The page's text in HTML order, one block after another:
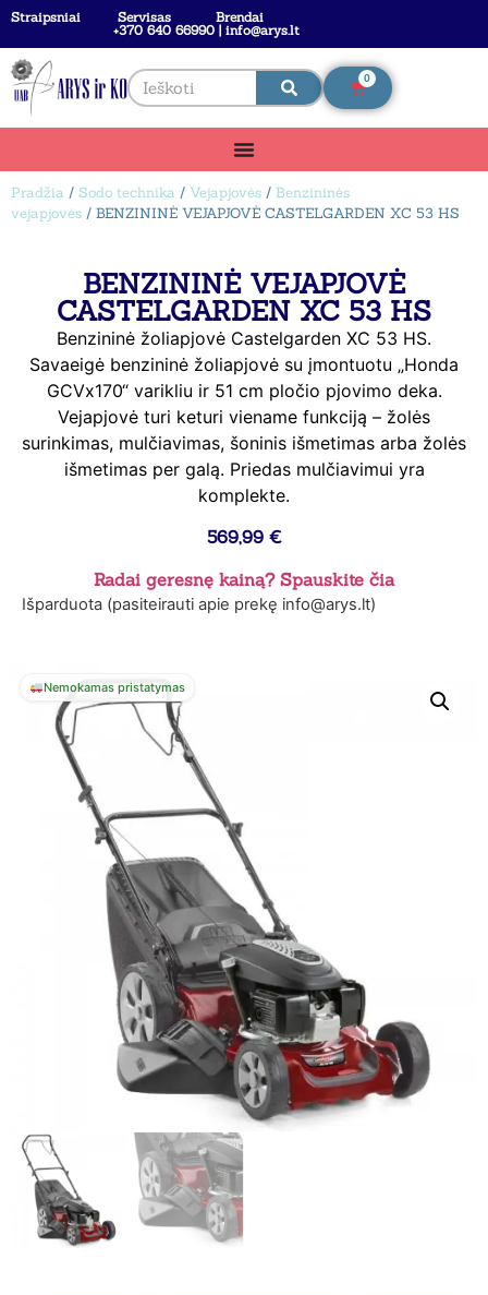
Straipsniai Servisas
Brendai
+370 640 66990 | info@arys.lt
0
Pradžia / Sodo technika / Vejapjovės / Benzininės
vejapjovės / BENZININĖ VEJAPJOVĖ CASTELGARDEN XC 53 HS
BENZININĖ VEJAPJOVĖ
CASTELGARDEN XC 53 HS
Benzininė žoliapjovė Castelgarden XC 53 HS.
Savaeigė benzininė žoliapjovė su įmontuotu „Honda
GCVx170“ varikliu ir 51 cm pločio pjovimo deka.
Vejapjovė turi keturi viename funkciją – žolės
surinkimas, mulčiavimas, šoninis išmetimas arba žolės
išmetimas per galą. Priedas mulčiavimui yra
komplekte.
569,99 €
Radai geresnę kainą? Spauskite čia
Išparduota (pasiteirauti apie prekę info@arys.lt)
Nemokamas pristatymas